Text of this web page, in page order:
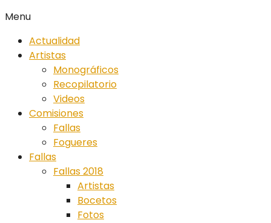
Menu
Actualidad
Artistas
Monográficos
Recopilatorio
Videos
Comisiones
Fallas
Fogueres
Fallas
Fallas 2018
Artistas
Bocetos
Fotos